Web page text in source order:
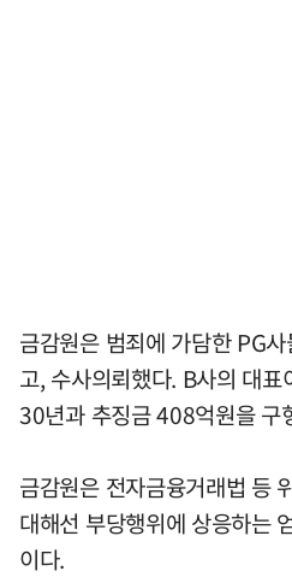
금감원은 범죄에 가담한 PG
고, 수사의뢰했다. B사의 대
30년과 추징금 408억원을 구
금감원은 전자금융거래법 등
대해선 부당행위에 상응하는
이다.